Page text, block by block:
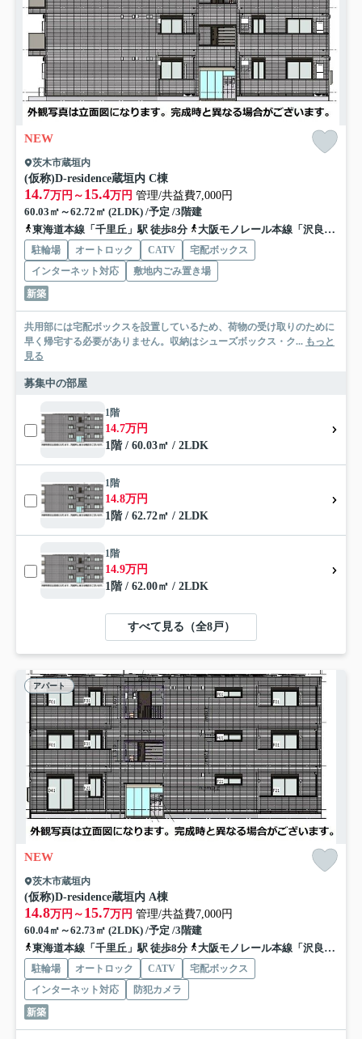
NEW
茨木市蔵垣内
(仮称)D-residence蔵垣内 C棟
14.7万円～ 15.4万円 管理/共益費7,000円
60.03㎡～62.72㎡ (2LDK) /予定 /3階建
東海道本線「千里丘」駅 徒歩8分
大阪モノレール本線「沢良宜」駅 徒歩15分
駐輪場 オートロック CATV
宅配ボックス
インターネット対応
敷地内ごみ置き場
新築
共用部には宅配ボックスを設置しているため、荷物の受け取りのために
早く帰宅する必要がありません。収納はシューズボックス・ク... もっと
見る
募集中の部屋
1階
14.7万円
1階 / 60.03㎡ / 2LDK
1階
14.8万円
1階 / 62.72㎡ / 2LDK
1階
14.9万円
1階 / 62.00㎡ / 2LDK
すべて見る（全8戸）
アパート
NEW
茨木市蔵垣内
(仮称)D-residence蔵垣内 A棟
14.8万円～ 15.7万円 管理/共益費7,000円
60.04㎡～62.73㎡ (2LDK) /予定 /3階建
東海道本線「千里丘」駅 徒歩8分
大阪モノレール本線「沢良宜」駅 徒歩15分
駐輪場 オートロック CATV
宅配ボックス
インターネット対応
防犯カメラ
新築